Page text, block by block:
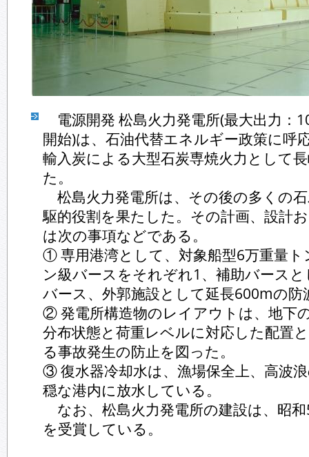
電源開発 松島火力発電所(最大出力：
開始)は、石油代替エネルギー政策に呼
輸入炭による大型石炭専焼火力として
た。
松島火力発電所は、その後の多くの
駆的役割を果たした。その計画、設計
は次の事項などである。
① 専用港湾として、対象船型6万重量
ン級バースをそれぞれ1、補助バース
バース、外郭施設として延長600mの防
② 発電所構造物のレイアウトは、地下
分布状態と荷重レベルに対応した配置
る事故発生の防止を図った。
③ 復水器冷却水は、漁場保全上、高波
穏な港内に放水している。
なお、松島火力発電所の建設は、昭
を受賞している。